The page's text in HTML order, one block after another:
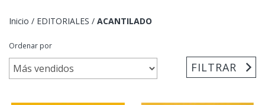
Inicio / EDITORIALES / ACANTILADO
Ordenar por
FILTRAR